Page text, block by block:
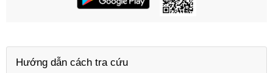
Hướng dẫn cách tra cứu